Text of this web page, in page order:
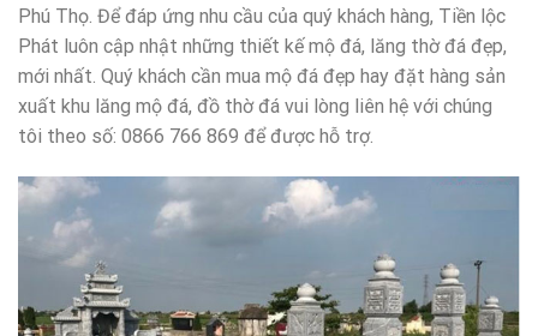
Phú Thọ. Để đáp ứng nhu cầu của quý khách hàng, Tiền lộc
Phát luôn cập nhật những thiết kế mộ đá, lăng thờ đá đẹp,
mới nhất. Quý khách cần mua mộ đá đẹp hay đặt hàng sản
xuất khu lăng mộ đá, đồ thờ đá vui lòng liên hệ với chúng
tôi theo số: 0866 766 869 để được hỗ trợ.